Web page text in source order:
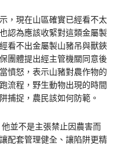
，現在山區確實已經看不太
認為應該收緊對這類金屬製
看不出金屬製山豬吊與獸鋏
團體提出經主管機關同意後
憤怒，表示山豬對農作物的
流程，野生動物出現的時間
捕捉，農民該如何防範。
並不是主張禁止因農害而
配套管理健全、讓陷阱更精